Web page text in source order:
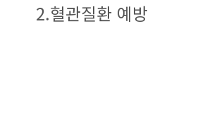
2.혈관질환 예방